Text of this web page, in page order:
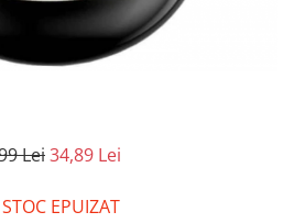
Lei34,89 Lei
STOC EPUIZAT